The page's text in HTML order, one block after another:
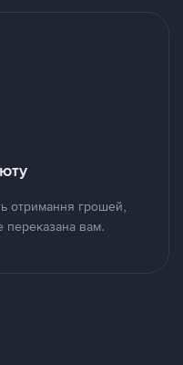
отримання грошей,
переказана вам.